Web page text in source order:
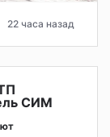
22 часа назад
СИМ